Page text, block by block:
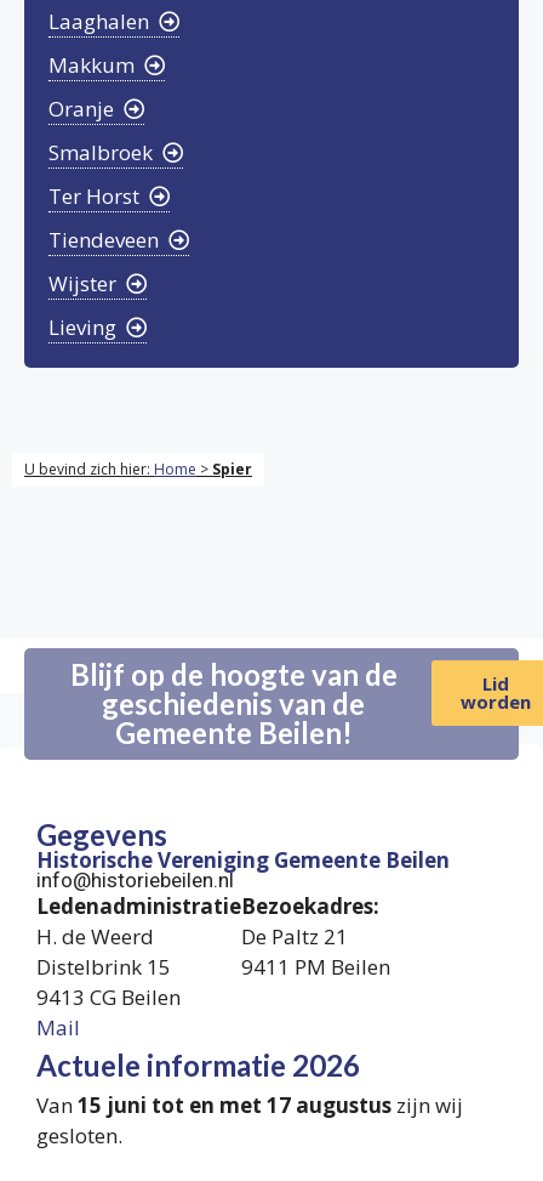
Laaghalen
Makkum
Oranje
Smalbroek
Ter Horst
Tiendeveen
Wijster
Lieving
U bevind zich hier: Home > Spier
Blijf op de hoogte van de
geschiedenis van de
Gemeente Beilen!
Lid
worden
Gegevens
Historische Vereniging Gemeente Beilen
info@historiebeilen.nl
Ledenadministratie
H. de Weerd
Distelbrink 15
9413 CG Beilen
Mail
Bezoekadres:
De Paltz 21
9411 PM Beilen
Actuele informatie 2026
Van15 juni tot en met 17 augustus zijn wij
gesloten.